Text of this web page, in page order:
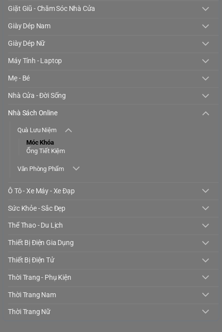
Giặt Giũ - Chăm Sóc Nhà Cửa
Giày Dép Nam
Giày Dép Nữ
Máy Tính - Laptop
Mẹ - Bé
Nhà Cửa - Đời Sống
Nhà Sách Online
Quà Lưu Niệm
Móc Khóa
Ống Tiết Kiệm
Văn Phòng Phẩm
Ô Tô - Xe Máy - Xe Đạp
Sức Khỏe - Sắc Đẹp
Thể Thao - Du Lịch
Thiết Bị Điện Gia Dụng
Thiết Bị Điện Tử
Thời Trang - Phụ Kiện
Thời Trang Nam
Thời Trang Nữ